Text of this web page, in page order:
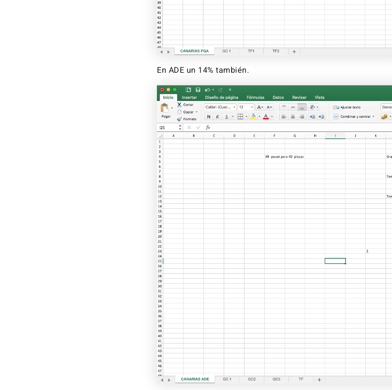
En ADE un 14% también.